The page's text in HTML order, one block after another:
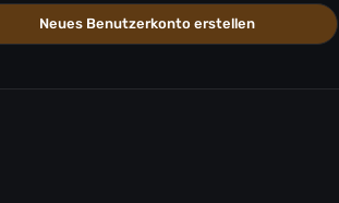
Neues Benutzerkonto erstellen